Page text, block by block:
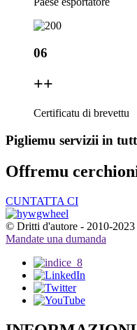
06
++
Certificatu di brevettu
Pigliemu servizii in
Offremu
CUNTATTA CI
© Dritti d'autore - 2010-
Mandate una dumanda